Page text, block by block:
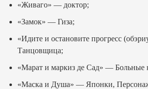
«Живаго» — доктор;
«Замок» — Гиза;
«Идите и остановите прогресс
Танцовщица;
«Марат и маркиз де Сад» — Больные
«Маска и Душа» — Японки,